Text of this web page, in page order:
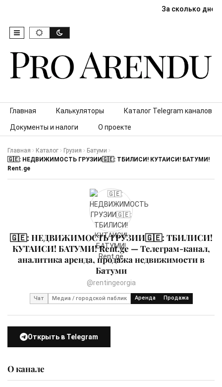
За сколько дней
Skip to content
Главная Калькуляторы Каталог Telegram каналов
Документы и налоги О проекте
Главная Каталог Грузия
Батуми
🇬🇪: НЕДВИЖИМОСТЬ ГРУЗИИ🇬🇪: ТБИЛИСИ! КУТАИСИ! БАТУМИ!
Rent.ge
🇬🇪: НЕДВИЖИМОСТЬ ГРУЗИИ🇬🇪: ТБИЛИСИ!
КУТАИСИ! БАТУМИ! Rent.ge — Телеграм-канал,
аналитика аренда, продажа недвижимости в
Батуми
@rentingeorgia
Чат Медиа / городской паблик Аренда Продажа
Открыть в Telegram
О канале